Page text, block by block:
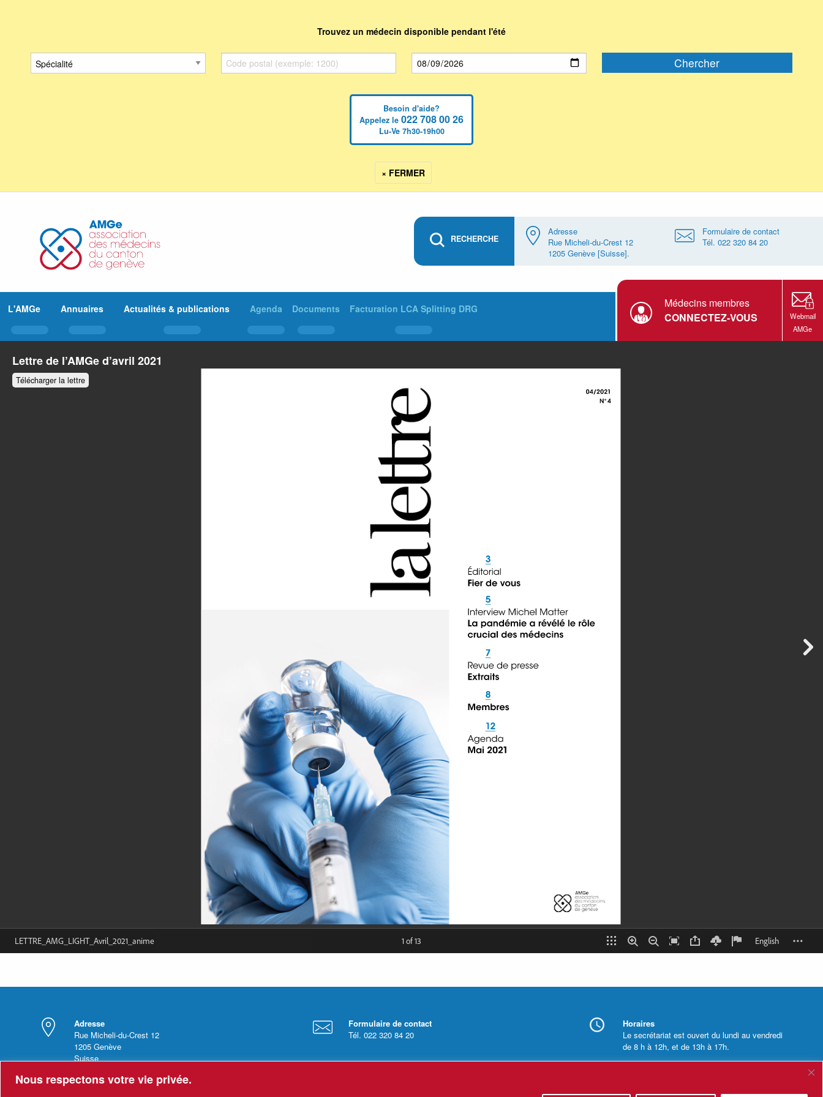
Nous respectons votre vie privée.
Trouvez un médecin disponible pendant l'été
Besoin d'aide?
Appelez le 022 708 00 26
Lu-Ve 7h30-19h00
× FERMER
RECHERCHE
Adresse
Rue Micheli-du-Crest 12
1205 Genève [Suisse].
Formulaire de contact
Tél. 022 320 84 20
L'AMGe Annuaires Actualités & publications Agenda Documents Facturation LCA Splitting DRG
Médecins membres
CONNECTEZ-VOUS
Webmail
AMGe
Lettre de l’AMGe d’avril 2021
Télécharger la lettre
Adresse
Rue Micheli-du-Crest 12
1205 Genève
Suisse
Formulaire de contact
Tél. 022 320 84 20
Horaires
Le secrétariat est ouvert du lundi au vendredi
de 8 h à 12h, et de 13h à 17h.